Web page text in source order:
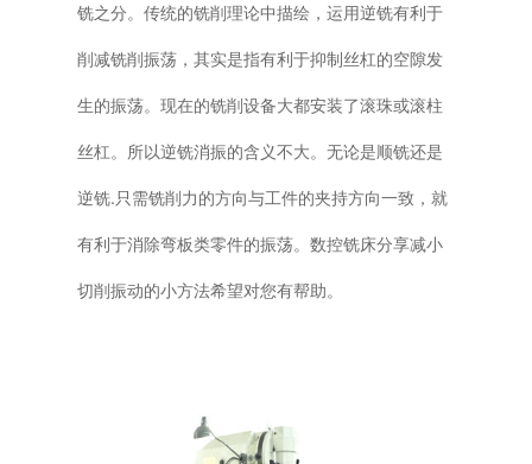
铣之分。传统的铣削理论中描绘，运用逆铣有利于
削减铣削振荡，其实是指有利于抑制丝杠的空隙发
生的振荡。现在的铣削设备大都安装了滚珠或滚柱
丝杠。所以逆铣消振的含义不大。无论是顺铣还是
逆铣.只需铣削力的方向与工件的夹持方向一致，就
有利于消除弯板类零件的振荡。数控铣床分享减小
切削振动的小方法希望对您有帮助。